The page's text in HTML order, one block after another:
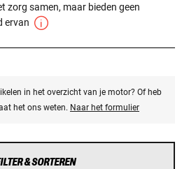
zorg samen, maar bieden geen
ervan
in het overzicht van je motor? Of heb
het ons weten. Naar het formulier
& SORTEREN